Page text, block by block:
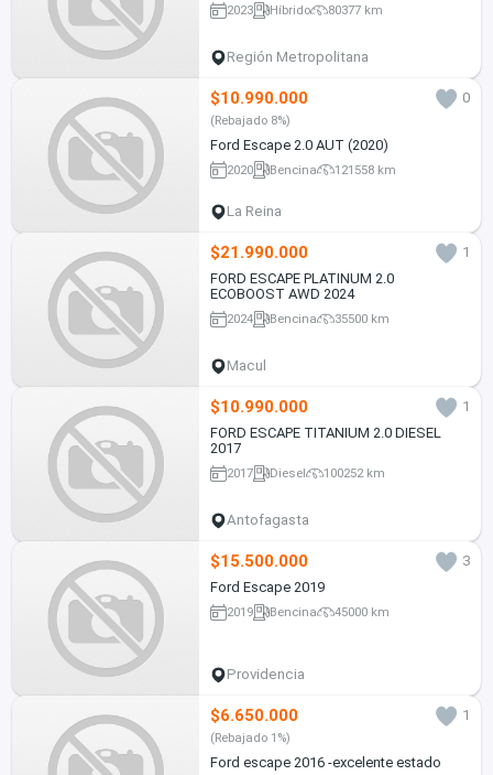
2023 Híbrido 80377 km
Región Metropolitana
$10.990.000 0
(Rebajado 8%)
Ford Escape 2.0 AUT (2020)
2020 Bencina 121558 km
La Reina
$21.990.000
1
FORD ESCAPE PLATINUM 2.0
ECOBOOST AWD 2024
2024 Bencina 35500 km
Macul
$10.990.000
1
FORD ESCAPE TITANIUM 2.0 DIESEL
2017
2017 Diesel 100252 km
Antofagasta
$15.500.000
3
Ford Escape 2019
2019 Bencina 45000 km
Providencia
$6.650.000 1
(Rebajado 1%)
Ford escape 2016 -excelente estado